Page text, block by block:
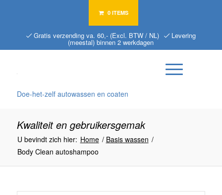
0 ITEMS
Gratis verzending va. 60,- (Excl. BTW / NL) Levering
(meestal) binnen 2 werkdagen
Doe-het-zelf autowassen en coaten
Kwaliteit en gebruikersgemak
U bevindt zich hier: Home / Basis wassen /
Body Clean autoshampoo